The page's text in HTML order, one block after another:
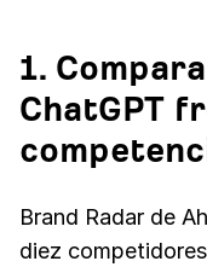
1.
ChatGPT
Brand Radar de
diez